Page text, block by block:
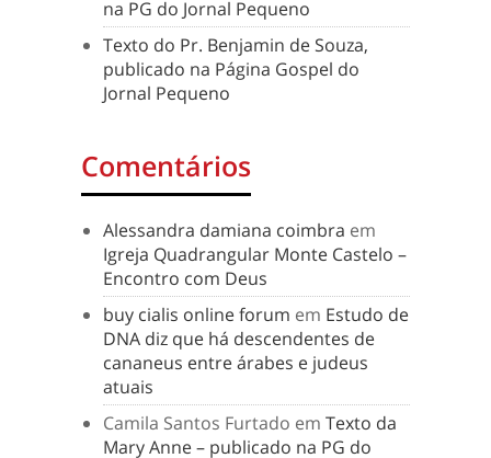
na PG do Jornal Pequeno
Texto do Pr. Benjamin de Souza,
publicado na Página Gospel do
Jornal Pequeno
Comentários
Alessandra damiana coimbra em
Igreja Quadrangular Monte Castelo –
Encontro com Deus
buy cialis online forum em Estudo de
DNA diz que há descendentes de
cananeus entre árabes e judeus
atuais
Camila Santos Furtado em Texto da
Mary Anne – publicado na PG do